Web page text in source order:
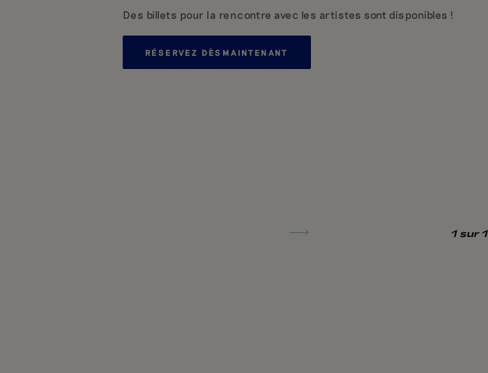
Des billets pour la rencontre avec les artistes sont disponibles !
RÉSERVEZ DÈS MAINTENANT
1sur 1